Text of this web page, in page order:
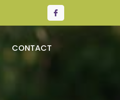
CONTACT